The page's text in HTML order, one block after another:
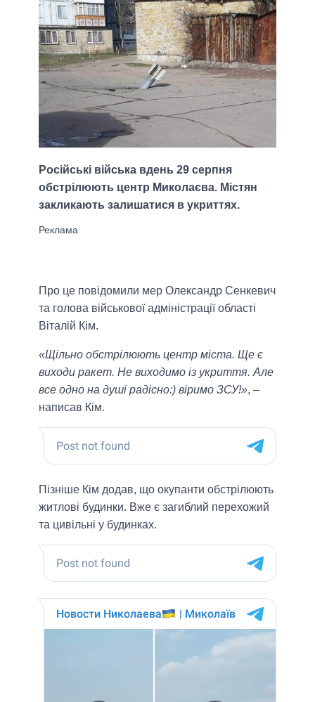
Російські війська вдень 29 серпня
обстрілюють центр Миколаєва. Містян
закликають залишатися в укриттях.
Про це повідомили мер Олександр Сенкевич
та голова військової адміністрації області
Віталій Кім.
«Щільно обстрілюють центр міста. Ще є
виходи ракет. Не виходимо із укриття. Але
все одно на душі радісно:) віримо ЗСУ!», –
написав Кім.
Пізніше Кім додав, що окупанти обстрілюють
житлові будинки. Вже є загиблий перехожий
та цивільні у будинках.